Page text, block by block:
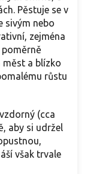
Pěstuje se v
sivým nebo
zejména
měst a blízko
růstu
(cca
aby si udržel
však trvale